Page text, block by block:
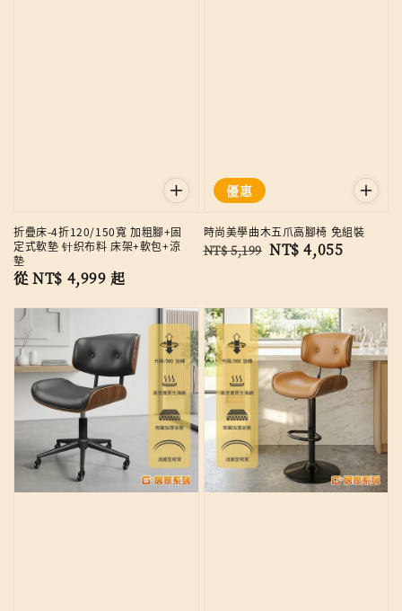
折疊床-4折120/150寬 加粗腳+固
定式軟墊 针织布料 床架+軟包+涼
墊
Regular
從NT$ 4,999 起
優惠
時尚美學曲木五爪高腳椅 免組裝
Regular
NT$ 5,199 Sale
NT$ 4,055